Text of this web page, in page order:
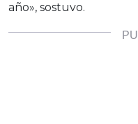
año», sostuvo.